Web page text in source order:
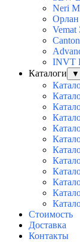
Neri
Орлан
Vemat
INVT
Каталоги
▼
Стоимость
Доставка
Контакты